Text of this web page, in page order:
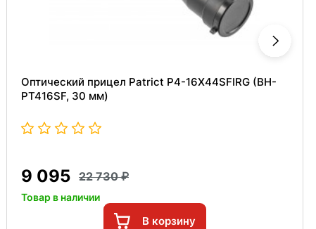
Оптический прицел Patrict P4-16X44SFIRG (BH-
PT416SF, 30 мм)
9 095 22 730
Товар в наличии
В корзину